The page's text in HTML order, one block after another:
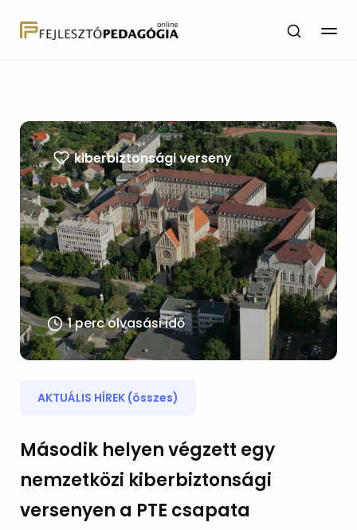
kiberbiztonsági verseny
1 perc olvasási idő
AKTUÁLIS HÍREK (összes)
Második helyen végzett egy
nemzetközi kiberbiztonsági
versenyen a PTE csapata